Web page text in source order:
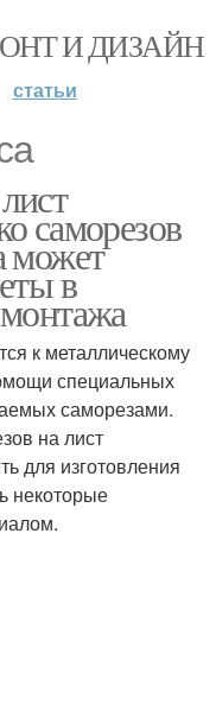
И ДИЗАЙН
статьи
саморезов
может
в
к металлическому
специальных
саморезами.
на лист
для изготовления
некоторые